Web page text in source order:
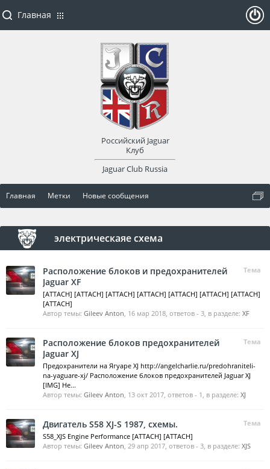
Главная Метки Новые сообщения
электрическаяе схема
Тема
Расположение блоков и предохранителей
Jaguar XF
[ATTACH] [ATTACH] [ATTACH] [ATTACH] [ATTACH] [ATTACH] [ATTACH]
[ATTACH]
Автор темы: Gileev Anton, 16 мар 2018, ответов - 3, в разделе: XF
Тема
Расположение блоков предохранителей
Jaguar XJ
Предохранители на Ягуаре XJ http://angelcharlie.ru/predohraniteli-
na-yaguare-xj/ Расположение блоков предохранителей Jaguar XJ
[IMG] Не...
Автор темы: Gileev Anton, 13 окт 2017, ответов - 1, в разделе: XJ
Тема
Двигатель S58 XJ-S 1987, схемы.
S58_XJS Engine Performance [ATTACH] [ATTACH]
Автор темы: Gileev Anton, 29 апр 2017, ответов - 3, в разделе: XJS
Главная
Российский Jaguar
Клуб
Jaguar Club Russia
оват